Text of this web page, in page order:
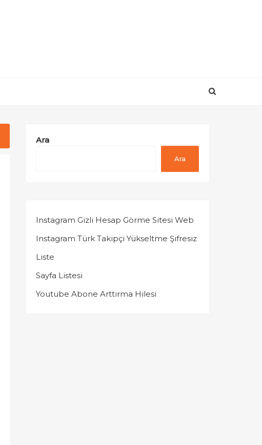
Ara
Ara
Instagram Gizli Hesap Görme Sitesi Web
Instagram Türk Takipçi Yükseltme Şifresiz
Liste
Sayfa Listesi
Youtube Abone Arttırma Hilesi